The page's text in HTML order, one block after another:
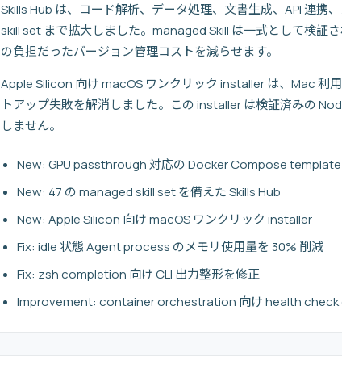
Skills Hub は、コード解析、データ処理、文書生成、API 連携
skill set まで拡大しました。managed Skill は一式として検証
の負担だったバージョン管理コストを減らせます。
Apple Silicon 向け macOS ワンクリック installer は、Mac 利
トアップ失敗を解消しました。この installer は検証済みの
しません。
New: GPU passthrough 対応の Docker Compose template
New: 47 の managed skill set を備えた Skills Hub
New: Apple Silicon 向け macOS ワンクリック installer
Fix: idle 状態 Agent process のメモリ使用量を 30% 削減
Fix: zsh completion 向け CLI 出力整形を修正
Improvement: container orchestration 向け health check